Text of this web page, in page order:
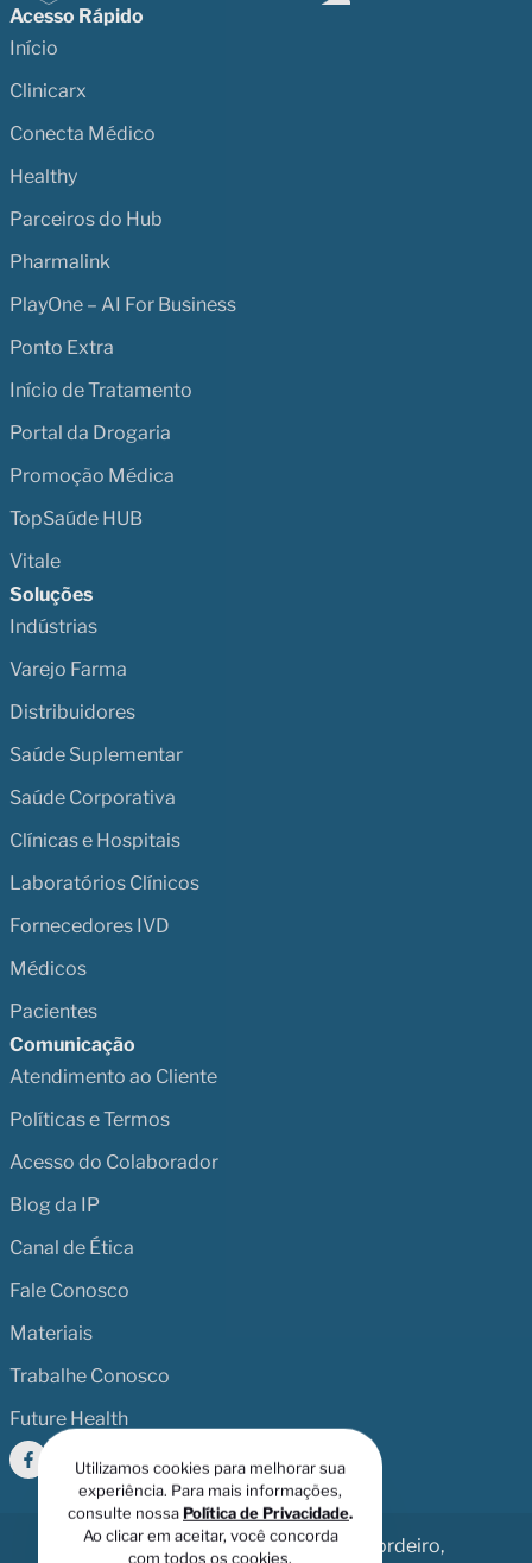
Acesso Rápido
Início
Clinicarx
Conecta Médico
Healthy
Parceiros do Hub
Pharmalink
PlayOne – AI For Business
Ponto Extra
Início de Tratamento
Portal da Drogaria
Promoção Médica
TopSaúde HUB
Vitale
Soluções
Indústrias
Varejo Farma
Distribuidores
Saúde Suplementar
Saúde Corporativa
Clínicas e Hospitais
Laboratórios Clínicos
Fornecedores IVD
Médicos
Pacientes
Comunicação
Atendimento ao Cliente
Políticas e Termos
Acesso do Colaborador
Blog da IP
Canal de Ética
Fale Conosco
Materiais
Trabalhe Conosco
Future Health
Av. Dr. Chucri Zaidan, 246 - Vila Cordeiro,
Utilizamos cookies para melhorar sua
experiência. Para mais informações,
consulte nossa Política de Privacidade
Ao clicar em aceitar, você concorda
com todos os cookies.